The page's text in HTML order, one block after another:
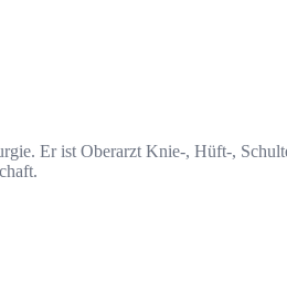
Er ist Oberarzt Knie-, Hüft-,